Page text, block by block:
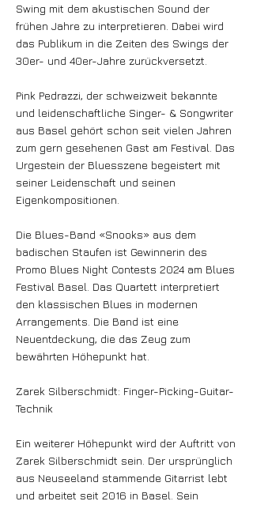
Swing mit dem akustischen Sound der
frühen Jahre zu interpretieren. Dabei wird
das Publikum in die Zeiten des Swings der
30er- und 40er-Jahre zurückversetzt.
Pink Pedrazzi, der schweizweit bekannte
und leidenschaftliche Singer- & Songwriter
aus Basel gehört schon seit vielen Jahren
zum gern gesehenen Gast am Festival. Das
Urgestein der Bluesszene begeistert mit
seiner Leidenschaft und seinen
Eigenkompositionen.
Die Blues-Band «Snooks» aus dem
badischen Staufen ist Gewinnerin des
Promo Blues Night Contests 2024 am Blues
Festival Basel. Das Quartett interpretiert
den klassischen Blues in modernen
Arrangements. Die Band ist eine
Neuentdeckung, die das Zeug zum
bewährten Höhepunkt hat.
Zarek Silberschmidt: Finger-Picking-Guitar-
Technik
Ein weiterer Höhepunkt wird der Auftritt von
Zarek Silberschmidt sein. Der ursprünglich
aus Neuseeland stammende Gitarrist lebt
und arbeitet seit 2016 in Basel. Sein